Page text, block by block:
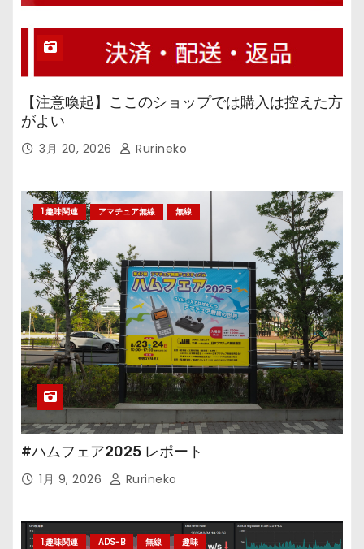
【注意喚起】ここのショップでは購入は控えた方
がよい
3月 20, 2026 Rurineko
1.趣味関連 アマチュア無線 無線
#ハムフェア2025 レポート
1月 9, 2026 Rurineko
1.趣味関連 ADS-B 無線 趣味